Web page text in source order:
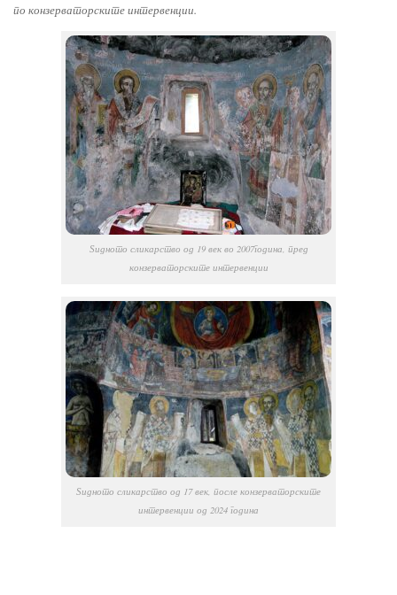
по конзерваторските интервенции.
Ѕидното сликарство од 19 век во 2007година, пред
конзерваторските интервенции
Ѕидното сликарство од 17 век, после конзерваторските
интервенции од 2024 година